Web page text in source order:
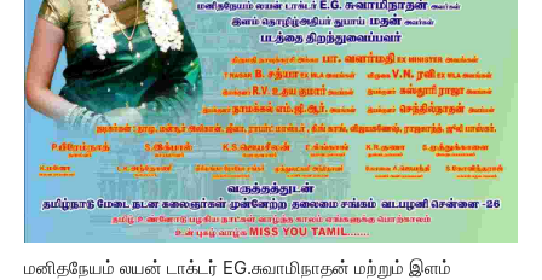
மனிதநேயம் லயன் டாக்டர் EG.சுவாமிநாதன் மற்றும் இளம்